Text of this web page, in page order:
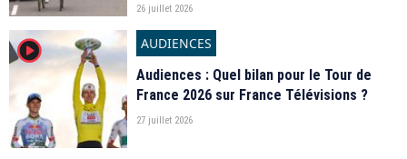
26 juillet 2026
player2
AUDIENCES
Audiences : Quel bilan pour le Tour de
France 2026 sur France Télévisions ?
27 juillet 2026